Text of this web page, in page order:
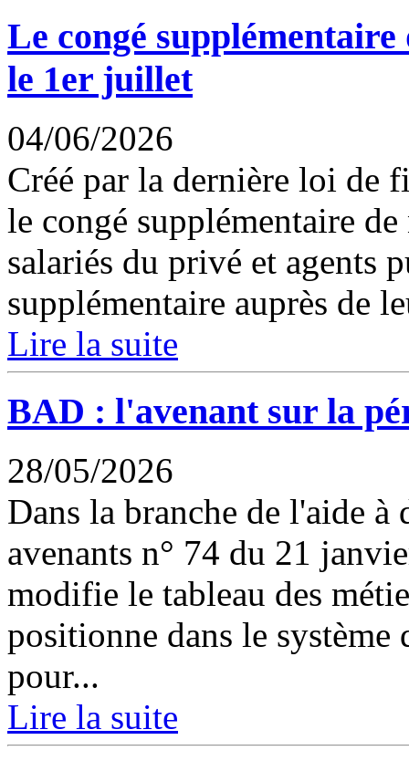
Le congé
le 1er juillet
04/06/2026
Créé par la dernière loi de
le congé supplémentaire
salariés du privé et agents
supplémentaire auprès de
Lire la suite
BAD : l'avenant sur la
28/05/2026
Dans la branche de l'aide
avenants n° 74 du 21
modifie le tableau des
positionne dans le
pour...
Lire la suite